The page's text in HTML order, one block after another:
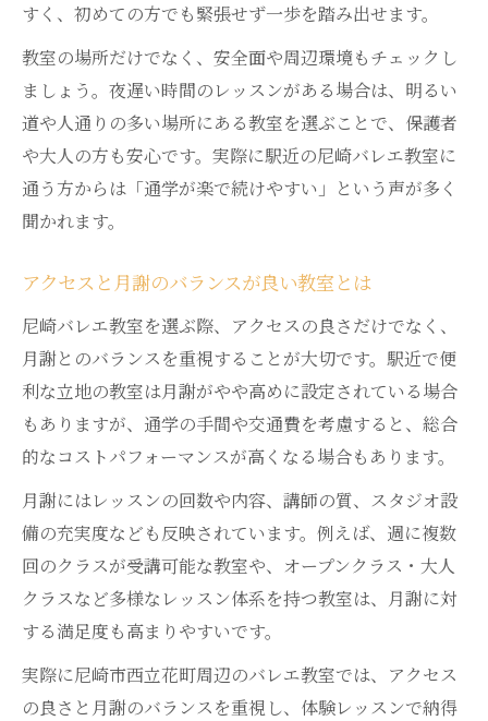
すく、初めての方でも緊張せず一歩を踏み出せます。
教室の場所だけでなく、安全面や周辺環境もチェックし
ましょう。夜遅い時間のレッスンがある場合は、明るい
道や人通りの多い場所にある教室を選ぶことで、保護者
や大人の方も安心です。実際に駅近の尼崎バレエ教室に
通う方からは「通学が楽で続けやすい」という声が多く
聞かれます。
アクセスと月謝のバランスが良い教室とは
尼崎バレエ教室を選ぶ際、アクセスの良さだけでなく、
月謝とのバランスを重視することが大切です。駅近で便
利な立地の教室は月謝がやや高めに設定されている場合
もありますが、通学の手間や交通費を考慮すると、総合
的なコストパフォーマンスが高くなる場合もあります。
月謝にはレッスンの回数や内容、講師の質、スタジオ設
備の充実度なども反映されています。例えば、週に複数
回のクラスが受講可能な教室や、オープンクラス・大人
クラスなど多様なレッスン体系を持つ教室は、月謝に対
する満足度も高まりやすいです。
実際に尼崎市西立花町周辺のバレエ教室では、アクセス
の良さと月謝のバランスを重視し、体験レッスンで納得